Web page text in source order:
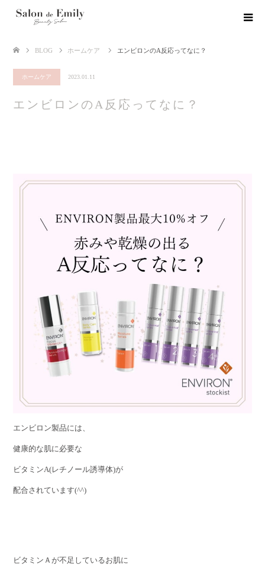
BLOG ホームケア エンビロンのA反応ってなに？
ホームケア 2023.01.11
エンビロンのA反応ってなに？
エンビロン製品には、
健康的な肌に必要な
ビタミンA(レチノール誘導体)が
配合されています(^^)
ビタミンＡが不足しているお肌に